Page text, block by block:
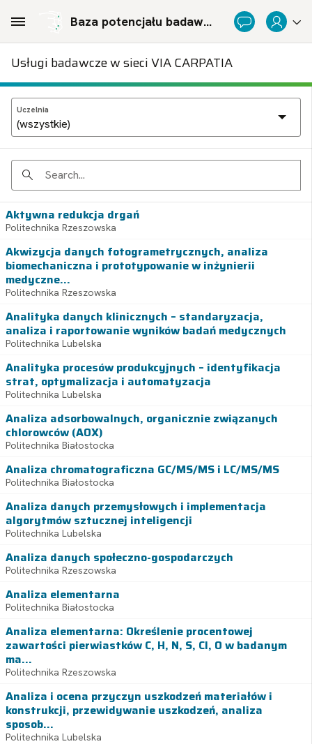
Baza potencjału badawczego Politechnicznej Sieci Via Carpatia im. Prezydenta RP Lecha Kaczyńskiego
Usługi badawcze w sieci VIA CARPATIA
Uczelnia
Search
Aktywna redukcja drgań
Politechnika Rzeszowska
Akwizycja danych fotogrametrycznych, analiza
biomechaniczna i prototypowanie w inżynierii
medyczne...
Politechnika Rzeszowska
Analityka danych klinicznych – standaryzacja,
analiza i raportowanie wyników badań medycznych
Politechnika Lubelska
Analityka procesów produkcyjnych – identyfikacja
strat, optymalizacja i automatyzacja
Politechnika Lubelska
Analiza adsorbowalnych, organicznie związanych
chlorowców (AOX)
Politechnika Białostocka
Analiza chromatograficzna GC/MS/MS i LC/MS/MS
Politechnika Białostocka
Analiza danych przemysłowych i implementacja
algorytmów sztucznej inteligencji
Politechnika Lubelska
Analiza danych społeczno-gospodarczych
Politechnika Rzeszowska
Analiza elementarna
Politechnika Białostocka
Analiza elementarna: Określenie procentowej
zawartości pierwiastków C, H, N, S, Cl, O w badanym
ma...
Politechnika Rzeszowska
Analiza i ocena przyczyn uszkodzeń materiałów i
konstrukcji, przewidywanie uszkodzeń, analiza
sposob...
Politechnika Lubelska